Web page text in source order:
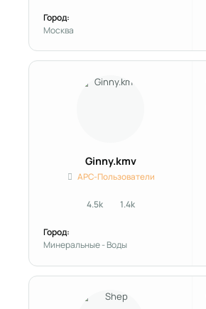
Город:
Москва
Ginny.kmv
APC-Пользователи
4.5kсообщения
1.4kРепутация
Город:
Минеральные - Воды